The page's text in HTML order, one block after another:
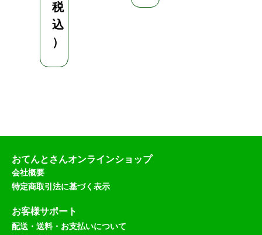
税
込
）
おてんとさんオンラインショップ
会社概要
特定商取引法に基づく表示
お客様サポート
配送・送料・お支払いについて